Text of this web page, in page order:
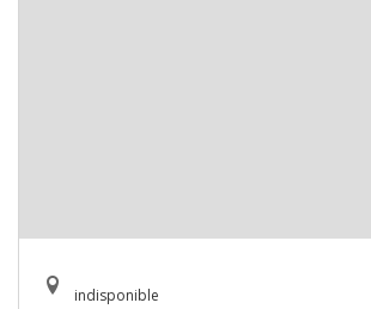
indisponible